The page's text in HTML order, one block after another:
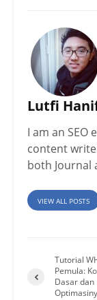
Lutfi
I am an SEO
content
both Journal
VIEW ALL POSTS
Tutorial
Pemula:
Dasar dan